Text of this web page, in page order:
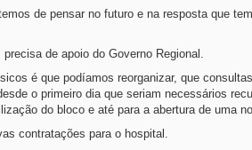
de pensar no futuro e na resposta que
de apoio do Governo Regional.
é que podíamos reorganizar, que
o primeiro dia que seriam necessários
do bloco e até para a abertura de uma
contratações para o hospital.